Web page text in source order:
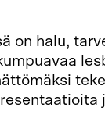
on halu,